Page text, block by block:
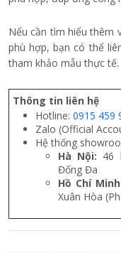
thống thoát nước
NS: Dòngcửa
mang lại vẻ
trượt được trang bị
riêng tư cho không
WE70 cùng NS thích
cân đối giữa
Đối với các công trình
tiêu chuẩn khắt khe
phẩm đáng cân nhắc.
thiết kế tinh tế, liền